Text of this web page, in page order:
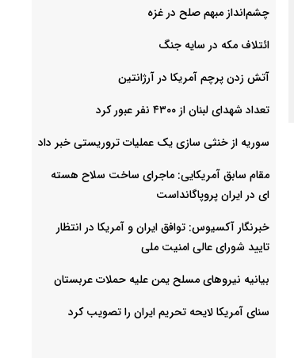
چشم‌انداز مبهم صلح در غزه
ائتلاف مکه در سایه جنگ
آتش زدن پرچم آمریکا در آرژانتین
تعداد شهدای لبنان از ۴۳۰۰ نفر عبور کرد
سوریه از خنثی سازی یک عملیات تروریستی خبر داد
مقام سابق آمریکایی: ماجرای ساخت سلاح هسته
ای در ایران پروپاگانداست
خبرنگار آکسیوس: توافق ایران و آمریکا در انتظار
تایید شورای عالی امنیت ملی
بیانیه نیروهای مسلح یمن علیه حملات عربستان
سنای آمریکا لایحه تحریم ایران را تصویب کرد